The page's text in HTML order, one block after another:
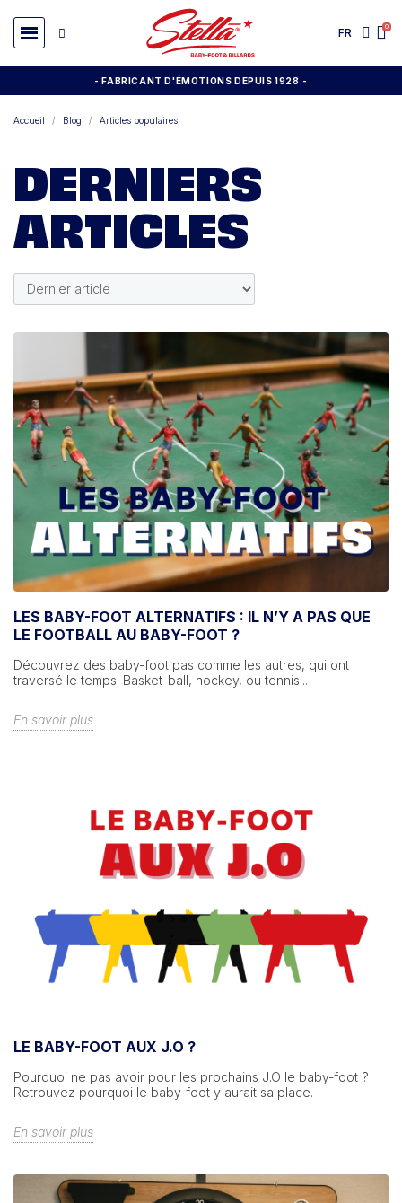
FR
- FABRICANT D'ÉMOTIONS DEPUIS 1928 -
Accueil Blog Articles populaires
DERNIERS
ARTICLES
LES BABY-FOOT ALTERNATIFS : IL N’Y A PAS QUE
LE FOOTBALL AU BABY-FOOT ?
Découvrez des baby-foot pas comme les autres, qui ont
traversé le temps. Basket-ball, hockey, ou tennis...
En savoir plus
LE BABY-FOOT AUX J.O ?
Pourquoi ne pas avoir pour les prochains J.O le baby-foot ?
Retrouvez pourquoi le baby-foot y aurait sa place.
En savoir plus